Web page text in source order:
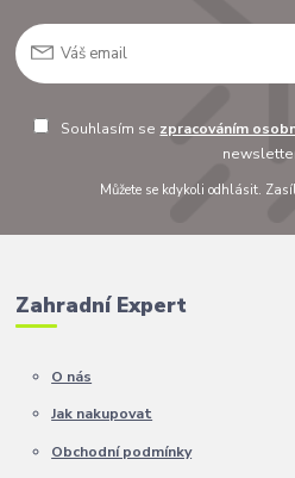
Souhlasím se zpracováním
Můžete se kdykoli odhlásit.
Zahradní Expert
O nás
Jak nakupovat
Obchodní podmínky